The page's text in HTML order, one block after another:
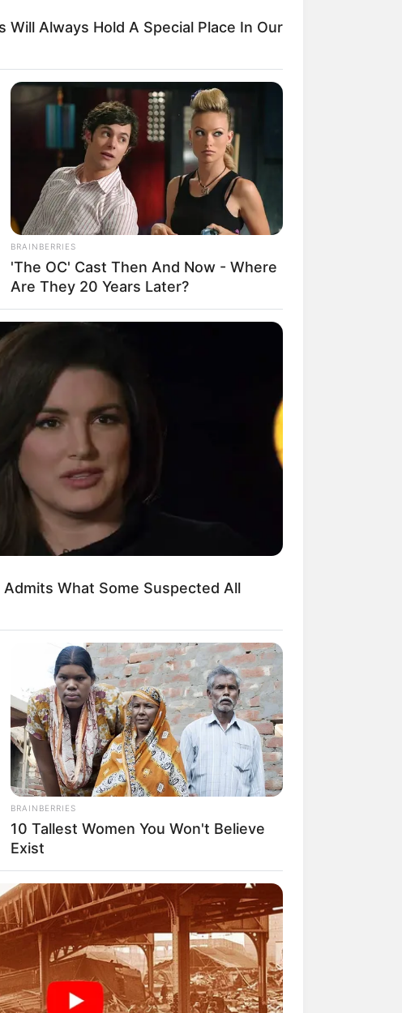
Will Always Hold A Special Place In Our
BRAINBERRIES
'The OC' Cast Then And Now - Where
Are They 20 Years Later?
Admits What Some Suspected All
BRAINBERRIES
10 Tallest Women You Won't Believe
Exist
And Abandoned As A Baby Now
HABERION
Rare Elephant Birth—Then Nature
Delivered A Second Shock
At Rushmore Changes History
RADAR MEDIA
New Photos Of Female Soldiers - 5
Surprising Details Emerge